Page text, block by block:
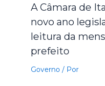
A Câmara de
novo ano
leitura da
prefeito
Governo / Por